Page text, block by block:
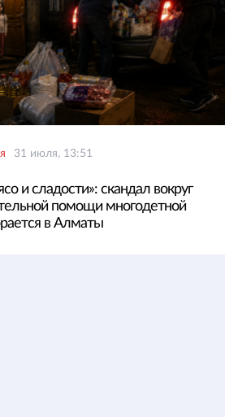
31 июля, 13:51
и сладости»: скандал вокруг
помощи многодетной
в Алматы